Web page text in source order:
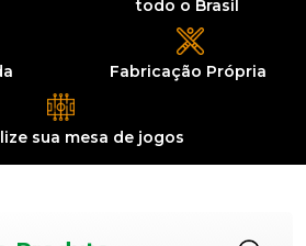
todo o Brasil
Fabricação Própria
sua mesa de jogos